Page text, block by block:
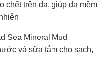
chết trên da, giúp da mềm
Sea Mineral Mud
và sữa tắm cho sạch,